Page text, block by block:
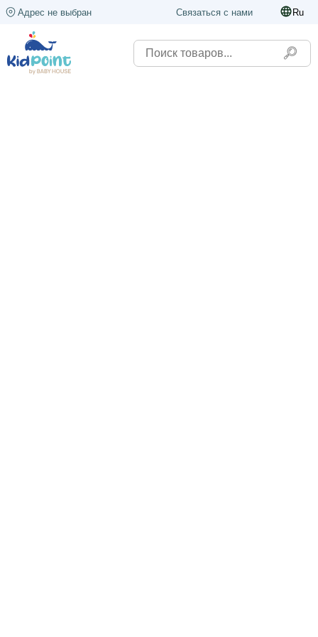
Адрес не выбран Связаться с нами Ru